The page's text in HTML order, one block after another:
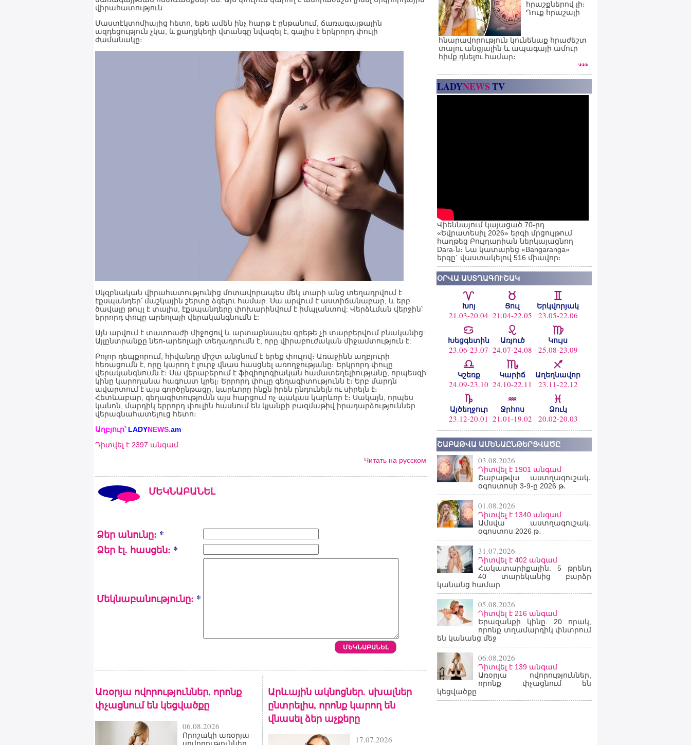
վիրահատություն:
Մաստէկտոմիայից հետո, եթե ամեն ինչ հարթ է ընթանում, ճառագայթային
ազդեցություն չկա, և քաղցկեղի վտանգը նվազել է, գալիս է երկրորդ փուլի
ժամանակը։
Սկզբնական վիրահատությունից մոտավորապես մեկ տարի անց տեղադրվում է
էքսպանդեր՝ մաշկային շերտը ձգելու համար: Սա արվում է աստիճանաբար, և երբ
ծավալը թույլ է տալիս, էքսպանդերը փոխարինվում է իմպլանտով: Վերձևման վերջին՝
երրորդ փուլը արեոլայի վերականգնումն է:
Այն արվում է տատոաժի միջոցով և արտաքնապես գրեթե չի տարբերվում բնականից:
Այլընտրանքը նեո-արեոլայի տեղադրումն է, որը վիրաբուժական միջամտություն է:
Բոլոր դեպքորում, հիվանդը միշտ անցնում է երեք փուլով։ Առաջինն աղբյուրի
հեռացումն է, որը կարող է լուրջ վնաս հասցնել առողջությանը։ Երկրորդ փուլը
վերականգնումն է։ Սա վերաբերում է ֆիզիոլոգիական համատեղելիությանը, որպեսզի
կինը կարողանա հագուստ կրել։ Երրորդ փուլը գեղագիտությունն է։ Երբ մարդն
ավարտում է այս գործընթացը, կարևորը ինքն իրեն ընդունելն ու սիրելն է։
Հետևաբար, գեղագիտությունն այս հարցում ոչ պակաս կարևոր է։ Սակայն, որպես
կանոն, մարդիկ երրորդ փուլին հասնում են կյանքի բազմաթիվ իրադարձություններ
վերագնահատելուց հետո։
Աղբյուր՝ LADYNEWS.am
Դիտվել է 2397 անգամ
Читать на русском
ՄԵԿՆԱԲԱՆԵԼ
Ձեր անունը: *
Ձեր էլ. հասցեն: *
Մեկնաբանությունը: *
Առօրյա ովորություններ, որոնք
փչացնում են կեցվածքը
06.08.2026
Որոշակի առօրյա
Արևային ակնոցներ. սխալներ
ընտրելիս, որոնք կարող են
վնասել ձեր աչքերը
17.07.2026
հրաշքներով լի։
Դուք հրաշալի
հնարավորություն կունենաք հրաժեշտ
տալու անցյալին և ապագայի ամուր
հիմք դնելու համար։
LADYNEWSTV
Վիեննայում կայացած 70-րդ
«Եվրատեսիլ 2026» երգի մրցույթում
հաղթեց Բուլղարիան ներկայացնող
Dara-ն։ Նա կատարեց «Bangaranga»
երգը` վաստակելով 516 միավոր։
ՕՐՎԱ ԱՍՏՂԱԳՈՒՇԱԿ
Խոյ
21.03-20.04
Ցուլ
21.04-22.05
Երկվորյակ
23.05-22.06
Խեցգետին
23.06-23.07
Առյուծ
24.07-24.08
Կույս
25.08-23.09
Կշեռք
24.09-23.10
Կարիճ
24.10-22.11
Աղեղնավոր
23.11-22.12
Այծեղջուր
23.12-20.01
Ջրհոս
21.01-19.02
Ձուկ
20.02-20.03
ՇԱԲԱԹՎԱ ԱՄԵՆԱԸՆԹԵՐՑՎԱԾԸ
03.08.2026
Դիտվել է 1901 անգամ
Շաբաթվա աստղագուշակ․
օգոստոսի 3-9-ը 2026 թ․
01.08.2026
Դիտվել է 1340 անգամ
Ամսվա աստղագուշակ․
օգոստոս 2026 թ․
31.07.2026
Դիտվել է 402 անգամ
Հակատարիքային. 5 թրենդ
40 տարեկանից բարձր
կանանց համար
05.08.2026
Դիտվել է 216 անգամ
Երազանքի կինը. 20 որակ,
որոնք տղամարդիկ փնտրում
են կանանց մեջ
06.08.2026
Դիտվել է 139 անգամ
Առօրյա ովորություններ,
որոնք փչացնում են
կեցվածքը